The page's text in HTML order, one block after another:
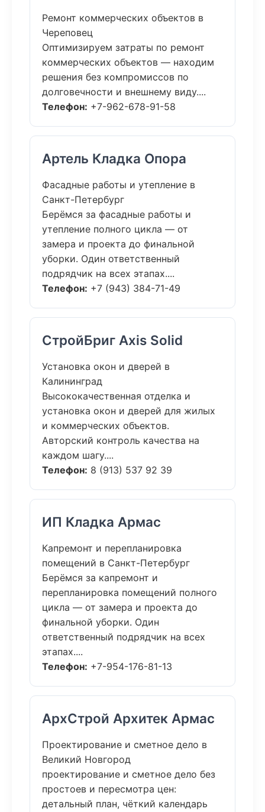
Ремонт коммерческих объектов в
Череповец
Оптимизируем затраты по ремонт
коммерческих объектов — находим
решения без компромиссов по
долговечности и внешнему виду....
Телефон: +7-962-678-91-58
Артель Кладка Опора
Фасадные работы и утепление в
Санкт-Петербург
Берёмся за фасадные работы и
утепление полного цикла — от
замера и проекта до финальной
уборки. Один ответственный
подрядчик на всех этапах....
Телефон: +7 (943) 384-71-49
СтройБриг Axis Solid
Установка окон и дверей в
Калининград
Высококачественная отделка и
установка окон и дверей для жилых
и коммерческих объектов.
Авторский контроль качества на
каждом шагу....
Телефон: 8 (913) 537 92 39
ИП Кладка Армас
Капремонт и перепланировка
помещений в Санкт-Петербург
Берёмся за капремонт и
перепланировка помещений полного
цикла — от замера и проекта до
финальной уборки. Один
ответственный подрядчик на всех
этапах....
Телефон: +7-954-176-81-13
АрхСтрой Архитек Армас
Проектирование и сметное дело в
Великий Новгород
проектирование и сметное дело без
простоев и пересмотра цен:
детальный план, чёткий календарь